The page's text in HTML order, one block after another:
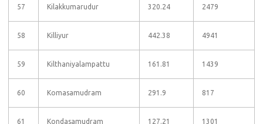
57 Kilakkumarudur 320.24 2479
58 Killiyur 442.38 4941
59 Kilthaniyalampattu 161.81 1439
60 Komasamudram 291.9 817
61 Kondasamudram 127.21 1301